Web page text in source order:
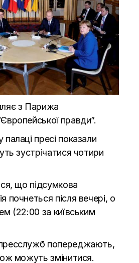
з Парижа
правди”.
пресі показали
зустрічатися чотири
що підсумкова
почнеться після вечері, о
(22:00 за київським
попереджають,
можуть змінитися.